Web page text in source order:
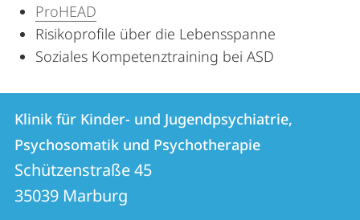
ProHEAD
Risikoprofile über die Lebensspanne
Soziales Kompetenztraining bei ASD
Kontakt
und
Informationen
zur
Kontaktinformationen
Klinik
für
Kinder-
Klinik für Kinder- und Jugendpsychiatrie,
Psychosomatik und Psychotherapie
Schützenstraße 45
35039 Marburg